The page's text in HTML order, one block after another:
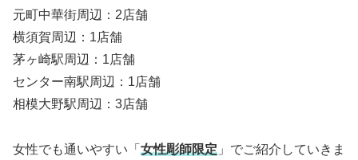
元町中華街周辺：2店舗
横須賀周辺：1店舗
茅ヶ崎駅周辺：1店舗
センター南駅周辺：1店舗
相模大野駅周辺：3店舗
女性でも通いやすい「 女性彫師限定 」でご紹介していきま